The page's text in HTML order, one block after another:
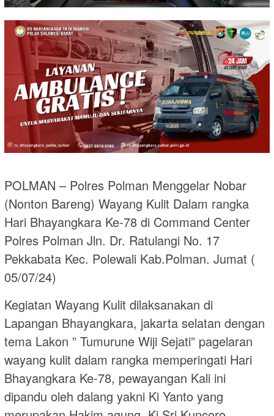
POLMAN – Polres Polman Menggelar Nobar
(Nonton Bareng) Wayang Kulit Dalam rangka
Hari Bhayangkara Ke-78 di Command Center
Polres Polman Jln. Dr. Ratulangi No. 17
Pekkabata Kec. Polewali Kab.Polman. Jumat (
05/07/24)
Kegiatan Wayang Kulit dilaksanakan di
Lapangan Bhayangkara, jakarta selatan dengan
tema Lakon ” Tumurune Wiji Sejati” pagelaran
wayang kulit dalam rangka memperingati Hari
Bhayangkara Ke-78, pewayangan Kali ini
dipandu oleh dalang yakni Ki Yanto yang